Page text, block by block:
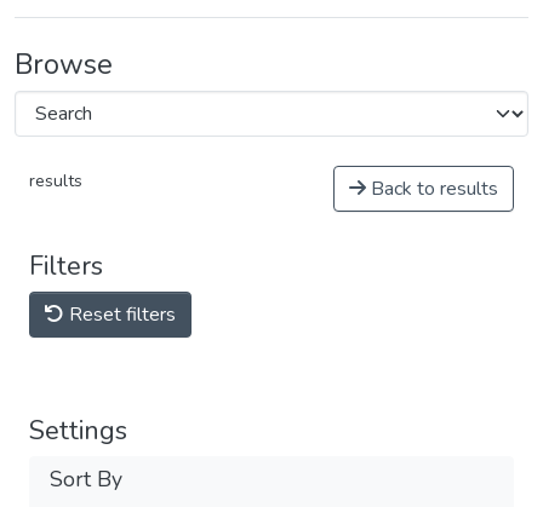
Browse
results Back to results
Filters
Reset filters
Settings
Sort By